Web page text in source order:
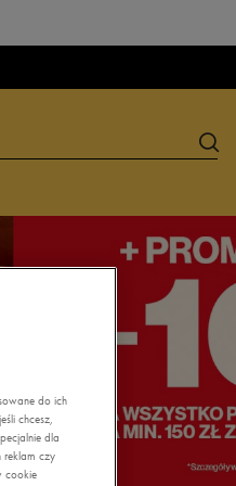
BUTY DLA CHŁOPCA
9-16 lat
do ich
chcesz,
dla
reklam czy
cookie